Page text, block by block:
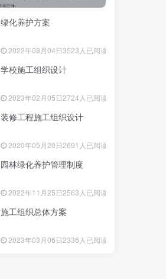
绿化养护方案
2022年08月04日3523人已阅读
学校施工组织设计
2023年02月05日2724人已阅读
装修工程施工组织设计
2020年05月20日2691人已阅读
园林绿化养护管理制度
2022年11月25日2563人已阅读
施工组织总体方案
2023年03月06日2336人已阅读